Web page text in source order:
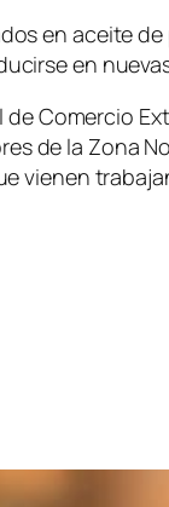
en aceite
en
Comercio
de la Zona
vienen